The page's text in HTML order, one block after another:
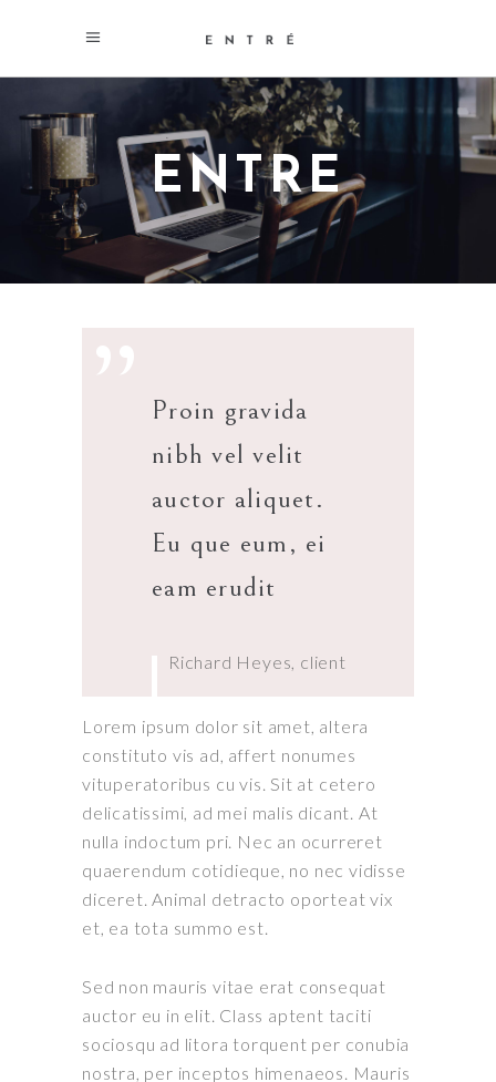
ENTRE
Proin gravida
nibh vel velit
auctor aliquet.
Eu que eum, ei
eam erudit
Richard Heyes, client
Lorem ipsum dolor sit amet, altera
constituto vis ad, affert nonumes
vituperatoribus cu vis. Sit at cetero
delicatissimi, ad mei malis dicant. At
nulla indoctum pri. Nec an ocurreret
quaerendum cotidieque, no nec vidisse
diceret. Animal detracto oporteat vix
et, ea tota summo est.
Sed non mauris vitae erat consequat
auctor eu in elit. Class aptent taciti
sociosqu ad litora torquent per conubia
nostra, per inceptos himenaeos. Mauris